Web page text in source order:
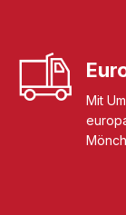
Mit